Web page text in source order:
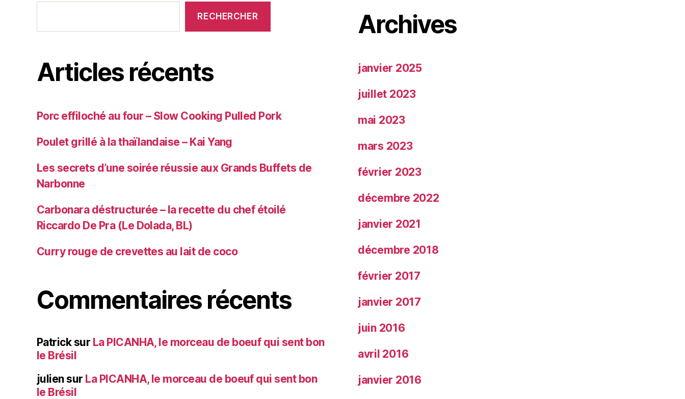
RECHERCHER
Articles récents
Porc effiloché au four – Slow Cooking Pulled Pork
Poulet grillé à la thaïlandaise – Kai Yang
Les secrets d’une soirée réussie aux Grands Buffets de
Narbonne
Carbonara déstructurée – la recette du chef étoilé
Riccardo De Pra (Le Dolada, BL)
Curry rouge de crevettes au lait de coco
Commentaires récents
Patricksur La PICANHA, le morceau de boeuf qui sent bon
le Brésil
juliensur La PICANHA, le morceau de boeuf qui sent bon
le Brésil
Archives
janvier 2025
juillet 2023
mai 2023
mars 2023
février 2023
décembre 2022
janvier 2021
décembre 2018
février 2017
janvier 2017
juin 2016
avril 2016
janvier 2016